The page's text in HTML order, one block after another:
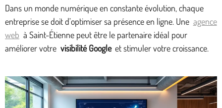
Dans un monde numérique en constante évolution, chaque
entreprise se doit d’optimiser sa présence en ligne. Une agence
web à Saint-Étienne peut être le partenaire idéal pour
améliorer votre visibilité Google et stimuler votre croissance.